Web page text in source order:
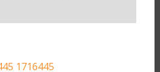
1716445